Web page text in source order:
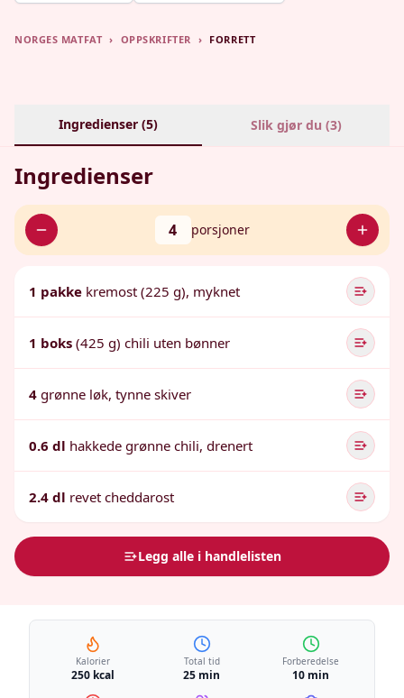
NORGES MATFAT › OPPSKRIFTER › FORRETT
Ingredienser (5) Slik gjør du (3)
Ingredienser
4 porsjoner
1 pakke kremost (225 g), myknet
1 boks (425 g) chili uten bønner
4 grønne løk, tynne skiver
0.6 dl hakkede grønne chili, drenert
2.4 dl revet cheddarost
Legg alle i handlelisten
Kalorier
250 kcal
Total tid
25 min
Forberedelse
10 min